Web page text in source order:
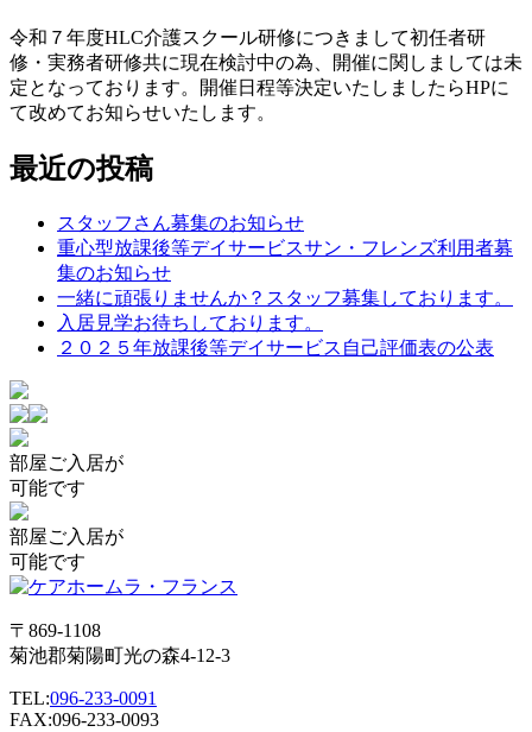
令和７年度HLC介護スクール研修につきまして初任者研
修・実務者研修共に現在検討中の為、開催に関しましては未
定となっております。開催日程等決定いたしましたらHPに
て改めてお知らせいたします。
最近の投稿
スタッフさん募集のお知らせ
重心型放課後等デイサービスサン・フレンズ利用者募
集のお知らせ
一緒に頑張りませんか？スタッフ募集しております。
入居見学お待ちしております。
２０２５年放課後等デイサービス自己評価表の公表
部屋ご入居が
可能です
部屋ご入居が
可能です
〒869-1108
菊池郡菊陽町光の森4-12-3
TEL:096-233-0091
FAX:096-233-0093